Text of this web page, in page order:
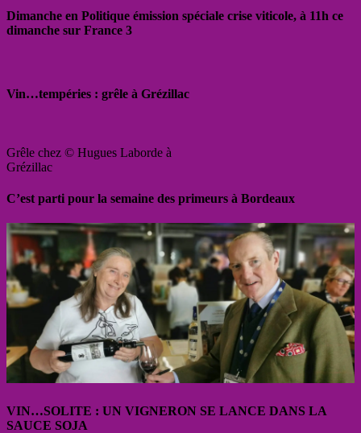
Dimanche en Politique émission spéciale crise viticole, à 11h ce
dimanche sur France 3
Vin…tempéries : grêle à Grézillac
Grêle chez © Hugues Laborde à
Grézillac
C’est parti pour la semaine des primeurs à Bordeaux
VIN…SOLITE : UN VIGNERON SE LANCE DANS LA
SAUCE SOJA